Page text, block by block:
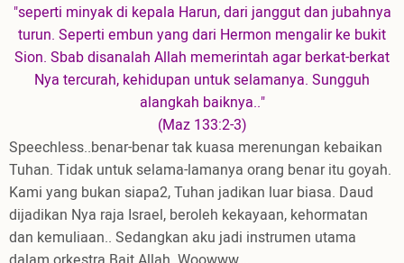
"seperti minyak di kepala Harun, dari janggut dan jubahnya
turun. Seperti embun yang dari Hermon mengalir ke bukit
Sion. Sbab disanalah Allah memerintah agar berkat-berkat
Nya tercurah, kehidupan untuk selamanya. Sungguh
alangkah baiknya.."
(Maz 133:2-3)
Speechless..benar-benar tak kuasa merenungan kebaikan
Tuhan. Tidak untuk selama-lamanya orang benar itu goyah.
Kami yang bukan siapa2, Tuhan jadikan luar biasa. Daud
dijadikan Nya raja Israel, beroleh kekayaan, kehormatan
dan kemuliaan.. Sedangkan aku jadi instrumen utama